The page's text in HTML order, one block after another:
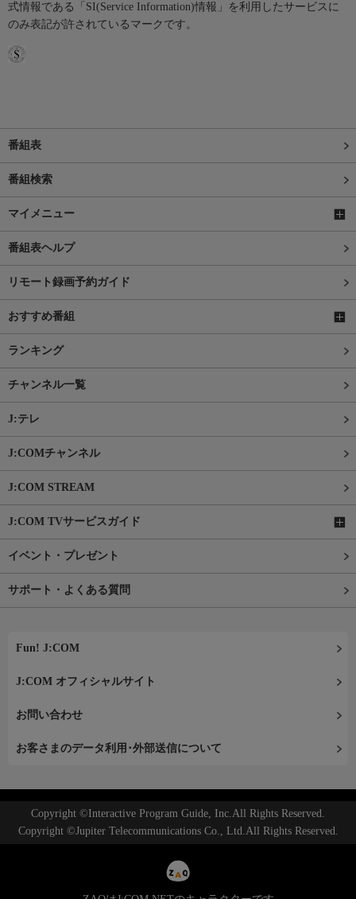
式情報である「SI(Service Information)情報」を利用したサービスに
のみ表記が許されているマークです。
番組表
番組検索
マイメニュー
番組表ヘルプ
リモート録画予約ガイド
おすすめ番組
ランキング
チャンネル一覧
J:テレ
J:COMチャンネル
J:COM STREAM
J:COM TVサービスガイド
イベント・プレゼント
サポート・よくある質問
Fun! J:COM
J:COM オフィシャルサイト
お問い合わせ
お客さまのデータ利用･外部送信について
Copyright ©Interactive Program Guide, Inc.All Rights Reserved.
Copyright ©Jupiter Telecommunications Co., Ltd.All Rights Reserved.